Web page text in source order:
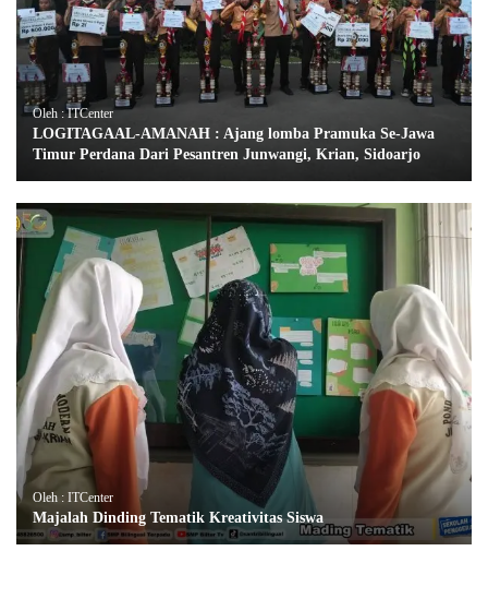
Oleh : ITCenter
LOGITAGAAL-AMANAH : Ajang lomba Pramuka Se-Jawa
Timur Perdana Dari Pesantren Junwangi, Krian, Sidoarjo
Oleh : ITCenter
Majalah Dinding Tematik Kreativitas Siswa